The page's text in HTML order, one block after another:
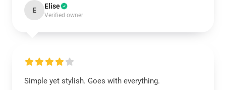
E Elise
Verified owner
Simple yet stylish. Goes with everything.